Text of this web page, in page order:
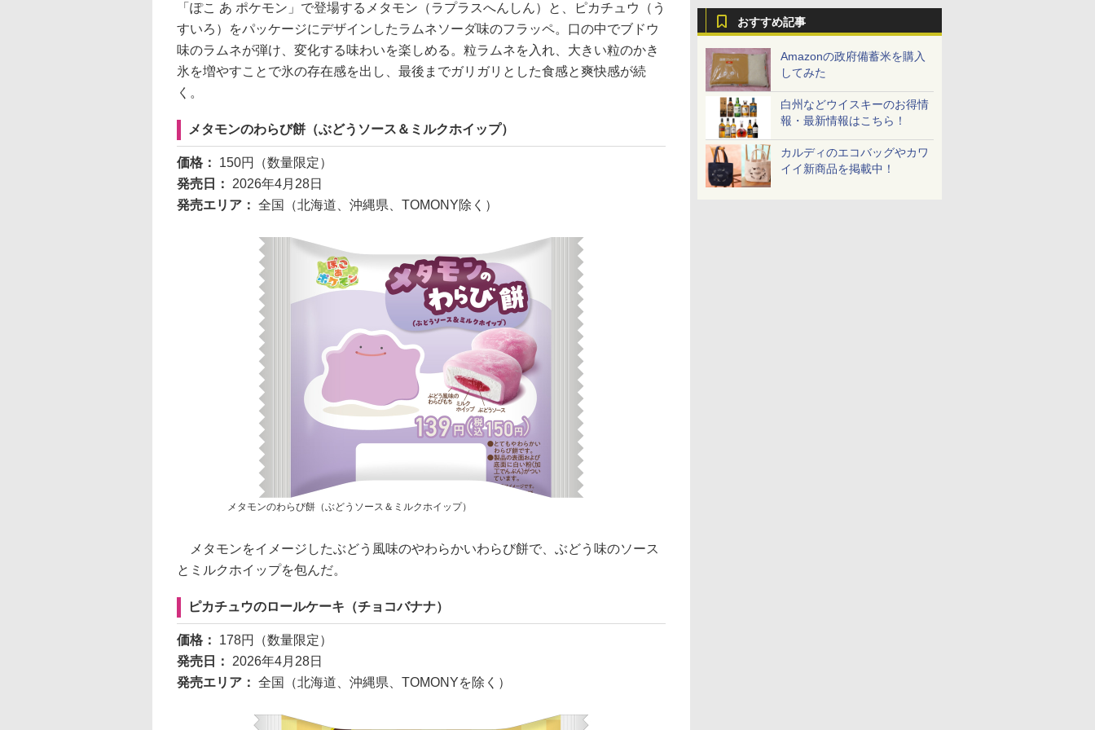
おすすめ記事
Amazonの政府備蓄米を購入
してみた
白州などウイスキーのお得情
報・最新情報はこちら！
カルディのエコバッグやカワ
イイ新商品を掲載中！
「ぽこ あ ポケモン」で登場するメタモン（ラプラスへんしん）と、ピカチュウ（う
すいろ）をパッケージにデザインしたラムネソーダ味のフラッペ。口の中でブドウ
味のラムネが弾け、変化する味わいを楽しめる。粒ラムネを入れ、大きい粒のかき
氷を増やすことで氷の存在感を出し、最後までガリガリとした食感と爽快感が続
く。
メタモンのわらび餅（ぶどうソース＆ミルクホイップ）
価格： 150円（数量限定）
発売日： 2026年4月28日
発売エリア： 全国（北海道、沖縄県、TOMONY除く）
メタモンのわらび餅（ぶどうソース＆ミルクホイップ）
メタモンをイメージしたぶどう風味のやわらかいわらび餅で、ぶどう味のソース
とミルクホイップを包んだ。
ピカチュウのロールケーキ（チョコバナナ）
価格： 178円（数量限定）
発売日： 2026年4月28日
発売エリア： 全国（北海道、沖縄県、TOMONYを除く）